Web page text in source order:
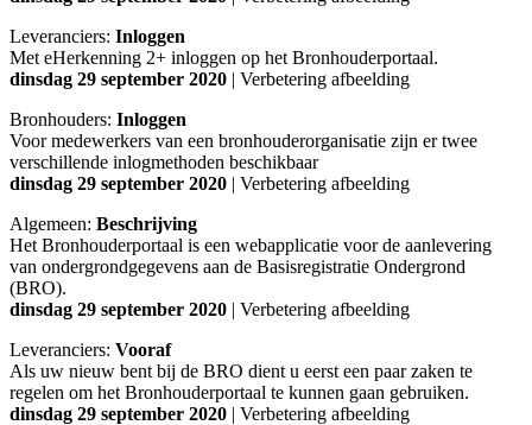
Leveranciers: Inloggen
Met eHerkenning 2+ inloggen op het Bronhouderportaal.
dinsdag 29 september 2020 | Verbetering afbeelding
Bronhouders: Inloggen
Voor medewerkers van een bronhouderorganisatie zijn er twee
verschillende inlogmethoden beschikbaar
dinsdag 29 september 2020 | Verbetering afbeelding
Algemeen: Beschrijving
Het Bronhouderportaal is een webapplicatie voor de aanlevering
van ondergrondgegevens aan de Basisregistratie Ondergrond
(BRO).
dinsdag 29 september 2020 | Verbetering afbeelding
Leveranciers: Vooraf
Als uw nieuw bent bij de BRO dient u eerst een paar zaken te
regelen om het Bronhouderportaal te kunnen gaan gebruiken.
dinsdag 29 september 2020 | Verbetering afbeelding